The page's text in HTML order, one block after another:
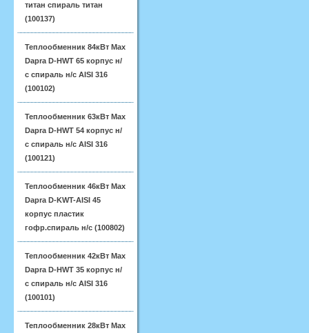
титан спираль титан
(100137)
Теплообменник 84кВт Max
Dapra D-HWT 65 корпус н/
с спираль н/с AISI 316
(100102)
Теплообменник 63кВт Max
Dapra D-HWT 54 корпус н/
с спираль н/с AISI 316
(100121)
Теплообменник 46кВт Max
Dapra D-KWT-AISI 45
корпус пластик
гофр.спираль н/с (100802)
Теплообменник 42кВт Max
Dapra D-HWT 35 корпус н/
с спираль н/с AISI 316
(100101)
Теплообменник 28кВт Max